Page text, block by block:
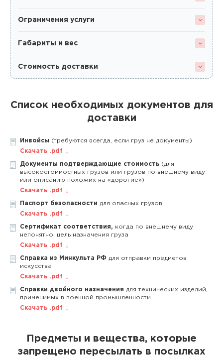
Ограничения услуги
Габариты и вес
Стоимость доставки
Список необходимых документов для
доставки
Инвойсы (требуются всегда, если груз не документы)
Скачать .pdf
Документы подтверждающие стоимость (для
высокостоимостных грузов или грузов по внешнему виду
или описанию похожих на «дорогие»)
Скачать .pdf
Паспорт безопасности для опасных грузов
Скачать .pdf
Сертификат соответствия, когда по внешнему виду
непонятно, цель назначения груза
Скачать .pdf
Справка из Минкульта РФ для отправки предметов
искусства
Скачать .pdf
Справки двойного назначения для технических изделий,
применимых в военной промышленности
Скачать .pdf
Предметы и вещества, которые
запрещено пересылать в посылках